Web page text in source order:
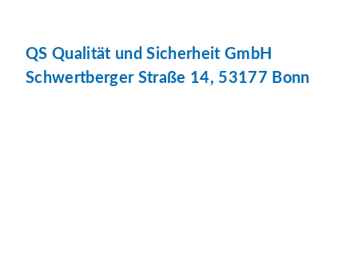
QS Qualität und Sicherheit GmbH
Schwertberger Straße 14, 53177 Bonn